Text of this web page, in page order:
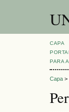
CAPA
PORTAL
PARA
Capa >